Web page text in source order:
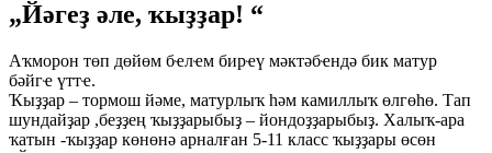
„Йәгеҙ әле, ҡыҙҙар! “
Аҡморон төп дөйөм бҽлҽм бирҽү мәктәбҽндә бик матур
бәйгҽ үттҽ.
Ҡыҙҙар – тормош йәме, матурлыҡ һәм камиллыҡ өлгөһө. Тап
шундайҙар ,беҙҙең ҡыҙҙарыбыҙ – йондоҙҙарыбыҙ. Халыҡ-ара
ҡатын -ҡыҙҙар көнөнә арналған 5-11 класс ҡыҙҙары өсөн